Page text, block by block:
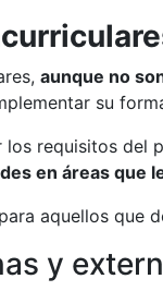
aunque no
su
requisitos del
en áreas que
aquellos que
y